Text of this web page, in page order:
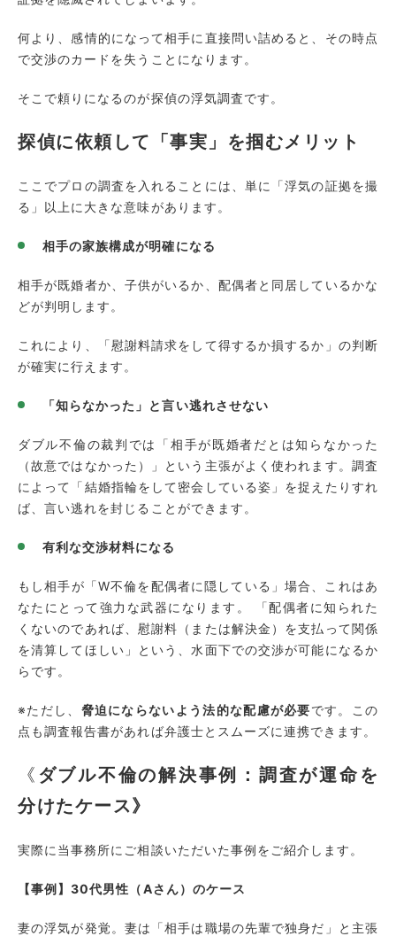
何より、感情的になって相手に直接問い詰めると、その時点
で交渉のカードを失うことになります。
そこで頼りになるのが探偵の浮気調査です。
探偵に依頼して「事実」を掴むメリット
ここでプロの調査を入れることには、単に「浮気の証拠を撮
る」以上に大きな意味があります。
相手の家族構成が明確になる
相手が既婚者か、子供がいるか、配偶者と同居しているかな
どが判明します。
これにより、「慰謝料請求をして得するか損するか」の判断
が確実に行えます。
「知らなかった」と言い逃れさせない
ダブル不倫の裁判では「相手が既婚者だとは知らなかった
（故意ではなかった）」という主張がよく使われます。調査
によって「結婚指輪をして密会している姿」を捉えたりすれ
ば、言い逃れを封じることができます。
有利な交渉材料になる
もし相手が「W不倫を配偶者に隠している」場合、これはあ
なたにとって強力な武器になります。 「配偶者に知られた
くないのであれば、慰謝料（または解決金）を支払って関係
を清算してほしい」という、水面下での交渉が可能になるか
らです。
※ただし、 脅迫にならないよう法的な配慮が必要です。この
点も調査報告書があれば弁護士とスムーズに連携できます。
《 ダブル不倫の解決事例：調査が運命を
分けたケース》
実際に当事務所にご相談いただいた事例をご紹介します。
【事例】30代男性（Aさん）のケース
妻の浮気が発覚。妻は「相手は職場の先輩で独身だ」と主張